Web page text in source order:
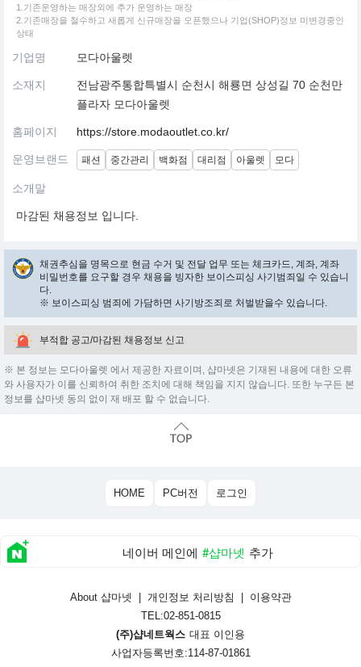
1.기존운영하는 매장외에 추가 운영하는 매장
2.기존매장을 철수하고 새롭게 신규매장을 오픈했으나 기업(SHOP)정보 미변경중인
상태
기업명 모다아울렛
소재지
전남광주통합특별시 순천시 해룡면 상성길 70 순천만
플라자 모다아울렛
홈페이지 https://store.modaoutlet.co.kr/
운영브랜드 패션 중간관리 백화점 대리점 아울렛 모다
소개말
마감된 채용정보 입니다.
채권추심을 명목으로 현금 수거 및 전달 업무 또는 체크카드, 계좌, 계좌
비밀번호를 요구할 경우 채용을 빙자한 보이스피싱 사기범죄일 수 있습니
다.
※ 보이스피싱 범죄에 가담하면 사기방조죄로 처벌받을수 있습니다.
부적합 공고/마감된 채용정보 신고
※ 본 정보는 모다아울렛 에서 제공한 자료이며, 샵마넷은 기재된 내용에 대한 오류
와 사용자가 이를 신뢰하여 취한 조치에 대해 책임을 지지 않습니다. 또한 누구든 본
정보를 샵마넷 동의 없이 재 배포 할 수 없습니다.
HOME PC버전 로그인
네이버 메인에 #샵마넷 추가
About 샵마넷 개인정보 처리방침
이용약관
TEL:02-851-0815
(주)샵네트웍스 대표 이인용
사업자등록번호:114-87-01861